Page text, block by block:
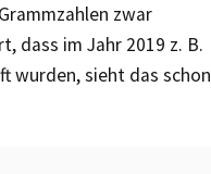
zwar
dass im Jahr 2019 z. B.
wurden, sieht das schon